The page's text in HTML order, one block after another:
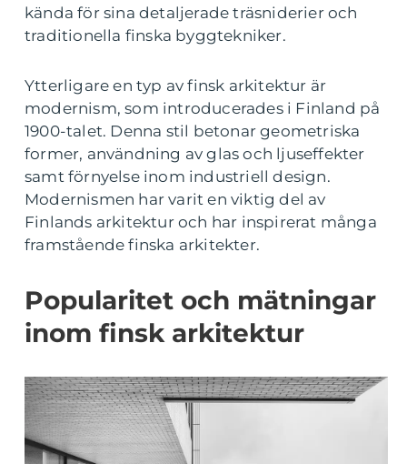
kända för sina detaljerade träsniderier och
traditionella finska byggtekniker.
Ytterligare en typ av finsk arkitektur är
modernism, som introducerades i Finland på
1900-talet. Denna stil betonar geometriska
former, användning av glas och ljuseffekter
samt förnyelse inom industriell design.
Modernismen har varit en viktig del av
Finlands arkitektur och har inspirerat många
framstående finska arkitekter.
Popularitet och mätningar
inom finsk arkitektur